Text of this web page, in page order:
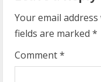
R
e
a
Your email
fields are marked *
Comment*